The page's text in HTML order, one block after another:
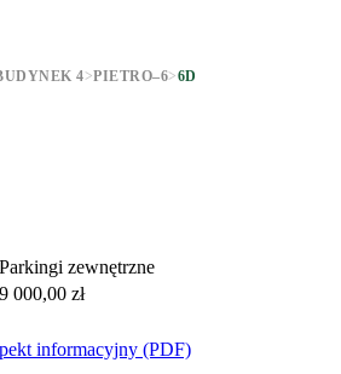
4>PIETRO–6>6D
Parkingi zewnętrzne
9 000,00 zł
informacyjny (PDF)